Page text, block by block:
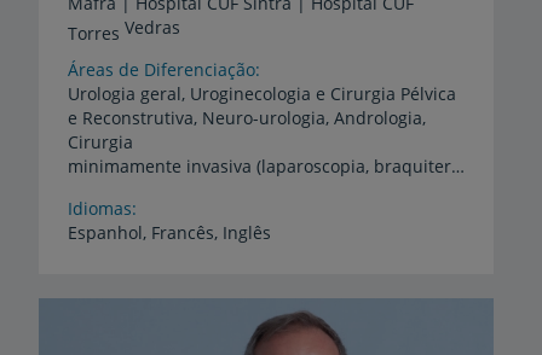
Torres Vedras
Áreas de Diferenciação
Urologia geral, Uroginecologia e Cirurgia Pélvica
e Reconstrutiva, Neuro-urologia, Andrologia,
Cirurgia
minimamente invasiva (laparoscopia, braquiterapia prostatica, crioterapia renal, cirurgia endoscopica e cirurgia percutanea renal)
Idiomas
Espanhol, Francês, Inglês